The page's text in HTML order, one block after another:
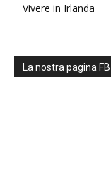
Vivere in Irlanda
La nostra pagina FB